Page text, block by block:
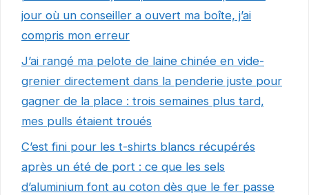
jour où un conseiller a ouvert ma boîte, j’ai
compris mon erreur
J’ai rangé ma pelote de laine chinée en vide-
grenier directement dans la penderie juste pour
gagner de la place : trois semaines plus tard,
mes pulls étaient troués
C’est fini pour les t-shirts blancs récupérés
après un été de port : ce que les sels
d’aluminium font au coton dès que le fer passe